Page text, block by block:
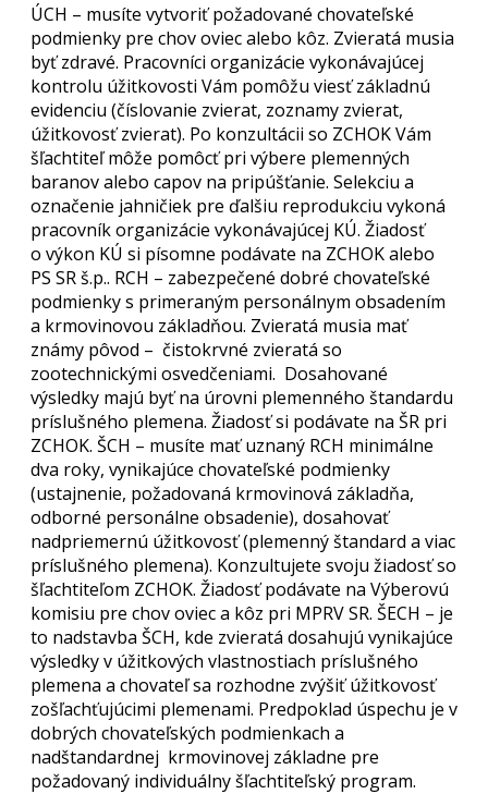
ÚCH – musíte vytvoriť požadované chovateľské
podmienky pre chov oviec alebo kôz. Zvieratá musia
byť zdravé. Pracovníci organizácie vykonávajúcej
kontrolu úžitkovosti Vám pomôžu viesť základnú
evidenciu (číslovanie zvierat, zoznamy zvierat,
úžitkovosť zvierat). Po konzultácii so ZCHOK Vám
šľachtiteľ môže pomôcť pri výbere plemenných
baranov alebo capov na pripúšťanie. Selekciu a
označenie jahničiek pre ďalšiu reprodukciu vykoná
pracovník organizácie vykonávajúcej KÚ. Žiadosť
o výkon KÚ si písomne podávate na ZCHOK alebo
PS SR š.p.. RCH – zabezpečené dobré chovateľské
podmienky s primeraným personálnym obsadením
a krmovinovou základňou. Zvieratá musia mať
známy pôvod – čistokrvné zvieratá so
zootechnickými osvedčeniami. Dosahované
výsledky majú byť na úrovni plemenného štandardu
príslušného plemena. Žiadosť si podávate na ŠR pri
ZCHOK. ŠCH – musíte mať uznaný RCH minimálne
dva roky, vynikajúce chovateľské podmienky
(ustajnenie, požadovaná krmovinová základňa,
odborné personálne obsadenie), dosahovať
nadpriemernú úžitkovosť (plemenný štandard a viac
príslušného plemena). Konzultujete svoju žiadosť so
šľachtiteľom ZCHOK. Žiadosť podávate na Výberovú
komisiu pre chov oviec a kôz pri MPRV SR. ŠECH – je
to nadstavba ŠCH, kde zvieratá dosahujú vynikajúce
výsledky v úžitkových vlastnostiach príslušného
plemena a chovateľ sa rozhodne zvýšiť úžitkovosť
zošľachťujúcimi plemenami. Predpoklad úspechu je v
dobrých chovateľských podmienkach a
nadštandardnej krmovinovej základne pre
požadovaný individuálny šľachtiteľský program.